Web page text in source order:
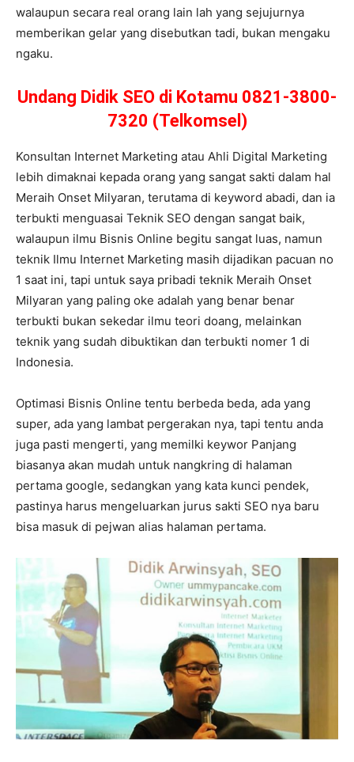
walaupun secara real orang lain lah yang sejujurnya
memberikan gelar yang disebutkan tadi, bukan mengaku
ngaku.
Undang Didik SEO di Kotamu 0821-3800-
7320 (Telkomsel)
Konsultan Internet Marketing atau Ahli Digital Marketing
lebih dimaknai kepada orang yang sangat sakti dalam hal
Meraih Onset Milyaran, terutama di keyword abadi, dan ia
terbukti menguasai Teknik SEO dengan sangat baik,
walaupun ilmu Bisnis Online begitu sangat luas, namun
teknik Ilmu Internet Marketing masih dijadikan pacuan no
1 saat ini, tapi untuk saya pribadi teknik Meraih Onset
Milyaran yang paling oke adalah yang benar benar
terbukti bukan sekedar ilmu teori doang, melainkan
teknik yang sudah dibuktikan dan terbukti nomer 1 di
Indonesia.
Optimasi Bisnis Online tentu berbeda beda, ada yang
super, ada yang lambat pergerakan nya, tapi tentu anda
juga pasti mengerti, yang memilki keywor Panjang
biasanya akan mudah untuk nangkring di halaman
pertama google, sedangkan yang kata kunci pendek,
pastinya harus mengeluarkan jurus sakti SEO nya baru
bisa masuk di pejwan alias halaman pertama.